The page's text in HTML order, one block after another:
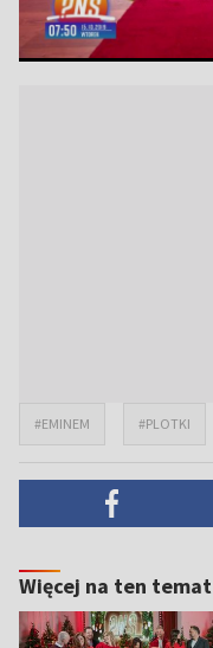
#EMINEM #PLOTKI
Więcej na ten temat